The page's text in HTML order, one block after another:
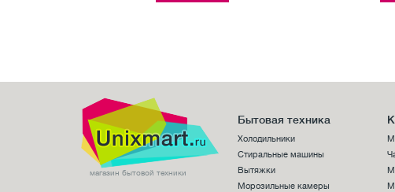
магазин бытовой техники
Бытовая техника
Холодильники
Стиральные машины
Вытяжки
Морозильные камеры